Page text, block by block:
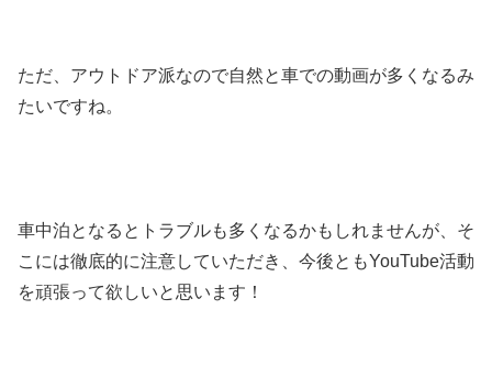
ただ、アウトドア派なので自然と車での動画が多くなるみ
たいですね。
車中泊となるとトラブルも多くなるかもしれませんが、そ
こには徹底的に注意していただき、今後ともYouTube活動
を頑張って欲しいと思います！